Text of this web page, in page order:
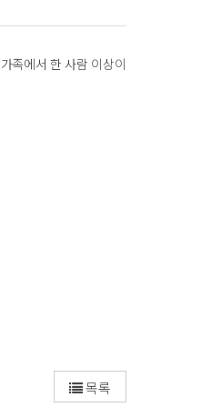
족에서 한 사람 이상이
목록